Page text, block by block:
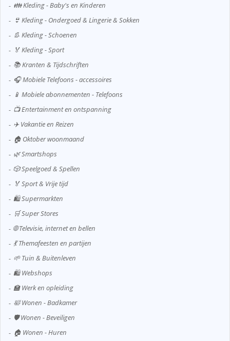
👪 Kleding - Baby's en Kinderen
👙 Kleding - Ondergoed & Lingerie & Sokken
👢 Kleding - Schoenen
🏅 Kleding - Sport
📚 Kranten & Tijdschriften
🎧 Mobiele Telefoons - accessoires
📱 Mobiele abonnementen - Telefoons
📺 Entertainment en ontspanning
✈️ Vakantie en Reizen
🏠 Oktober woonmaand
🌿 Smartshops
🎲 Speelgoed & Spellen
🏅 Sport & Vrije tijd
🛍️ Supermarkten
🛒 Super Stores
🌐 Televisie, internet en bellen
💃 Themafeesten en partijen
🌱 Tuin & Buitenleven
🛍️ Webshops
🏫 Werk en opleiding
🛀 Wonen - Badkamer
🛡️ Wonen - Beveiligen
🏠 Wonen - Huren